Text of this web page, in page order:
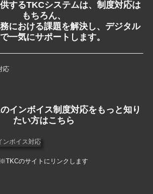
するTKCシステムは、制度対応は
もちろん、
における課題を解決し、デジタル
一気にサポートします。
インボイス制度対応をもっと知り
たい方はこちら
※TKCのサイトにリンクします